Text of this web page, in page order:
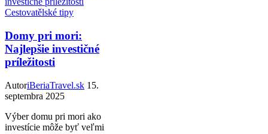
Cestovatělské tipy
Domy pri mori:
Najlepšie investičné
príležitosti
AutoriBeriaTravel.sk 15.
septembra 2025
Výber domu pri mori ako
investície môže byť veľmi